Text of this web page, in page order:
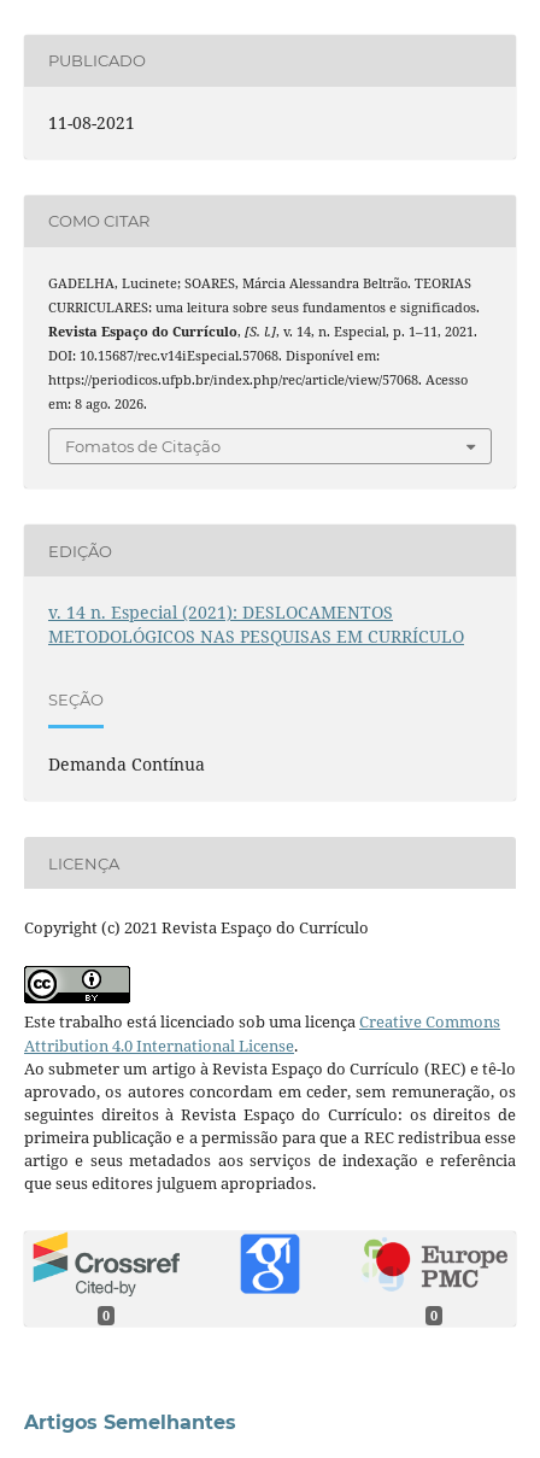
PUBLICADO
11-08-2021
COMO CITAR
GADELHA, Lucinete; SOARES, Márcia Alessandra Beltrão. TEORIAS
CURRICULARES: uma leitura sobre seus fundamentos e significados.
Revista Espaço do Currículo, [S. l.], v. 14, n. Especial, p. 1–11, 2021.
DOI: 10.15687/rec.v14iEspecial.57068. Disponível em:
https://periodicos.ufpb.br/index.php/rec/article/view/57068. Acesso
em: 8 ago. 2026.
Fomatos de Citação
EDIÇÃO
v. 14 n. Especial (2021): DESLOCAMENTOS
METODOLÓGICOS NAS PESQUISAS EM CURRÍCULO
SEÇÃO
Demanda Contínua
LICENÇA
Copyright (c) 2021 Revista Espaço do Currículo
Este trabalho está licenciado sob uma licençaCreative Commons
Attribution 4.0 International License.
Ao submeter um artigo à Revista Espaço do Currículo (REC) e tê-lo
aprovado, os autores concordam em ceder, sem remuneração, os
seguintes direitos à Revista Espaço do Currículo: os direitos de
primeira publicação e a permissão para que a REC redistribua esse
artigo e seus metadados aos serviços de indexação e referência
que seus editores julguem apropriados.
0 0
Artigos Semelhantes